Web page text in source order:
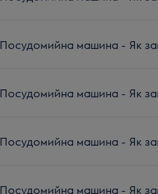
Посудомийна машина - Як
Посудомийна машина - Як
Посудомийна машина - Як
Посудомийна машина - Як